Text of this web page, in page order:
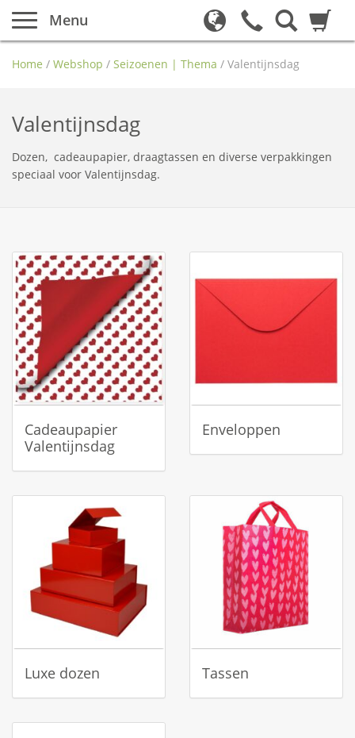
Menu
Home / Webshop / Seizoenen | Thema / Valentijnsdag
Valentijnsdag
Dozen, cadeaupapier, draagtassen en diverse verpakkingen
speciaal voor Valentijnsdag.
Cadeaupapier
Valentijnsdag
Enveloppen
Luxe dozen Tassen